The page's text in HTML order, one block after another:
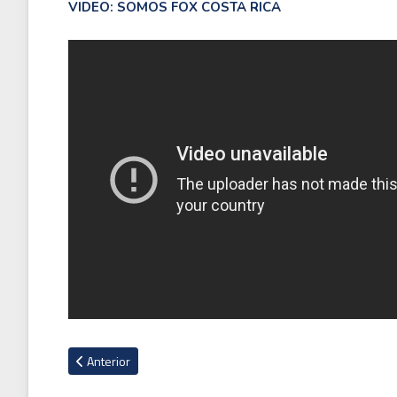
VIDEO: SOMOS FOX COSTA RICA
Artículo anterior: Messi aumenta racha goleadora en victoria
Anterior